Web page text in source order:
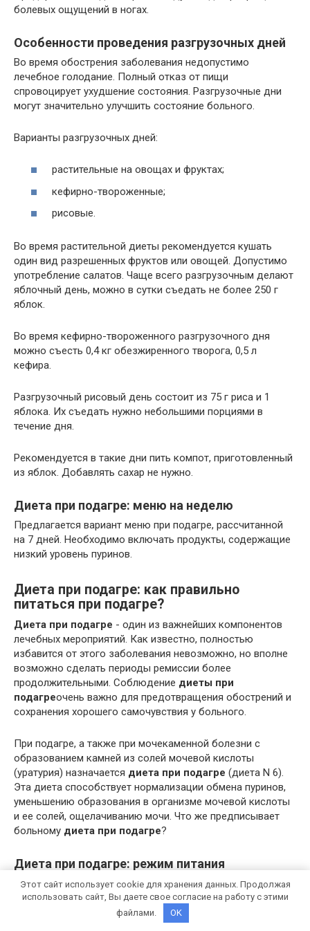
болевых ощущений в ногах.
Особенности проведения разгрузочных дней
Во время обострения заболевания недопустимо
лечебное голодание. Полный отказ от пищи
спровоцирует ухудшение состояния. Разгрузочные дни
могут значительно улучшить состояние больного.
Варианты разгрузочных дней:
растительные на овощах и фруктах;
кефирно-твороженные;
рисовые.
Во время растительной диеты рекомендуется кушать
один вид разрешенных фруктов или овощей. Допустимо
употребление салатов. Чаще всего разгрузочным делают
яблочный день, можно в сутки съедать не более 250 г
яблок.
Во время кефирно-твороженного разгрузочного дня
можно съесть 0,4 кг обезжиренного творога, 0,5 л
кефира.
Разгрузочный рисовый день состоит из 75 г риса и 1
яблока. Их съедать нужно небольшими порциями в
течение дня.
Рекомендуется в такие дни пить компот, приготовленный
из яблок. Добавлять сахар не нужно.
Диета при подагре: меню на неделю
Предлагается вариант меню при подагре, рассчитанной
на 7 дней. Необходимо включать продукты, содержащие
низкий уровень пуринов.
Диета при подагре: как правильно
питаться при подагре?
Диета при подагре - один из важнейших компонентов
лечебных мероприятий. Как известно, полностью
избавится от этого заболевания невозможно, но вполне
возможно сделать периоды ремиссии более
продолжительными. Соблюдение диеты при
подагреочень важно для предотвращения обострений и
сохранения хорошего самочувствия у больного.
При подагре, а также при мочекаменной болезни с
образованием камней из солей мочевой кислоты
(уратурия) назначается диета при подагре (диета N 6).
Эта диета способствует нормализации обмена пуринов,
уменьшению образования в организме мочевой кислоты
и ее солей, ощелачиванию мочи. Что же предписывает
больному диета при подагре?
Диета при подагре: режим питания
При подагре очень важно соблюдать правильный режим
питания. Принимать пищу следует регулярно, 4 раза в
день. Переедание и голодание недопустимы - это может
спровоцировать приступ. Больным подагрой надо
Этот сайт использует cookie для хранения данных. Продолжая
использовать сайт, Вы даете свое согласие на работу с этими
файлами.
OK